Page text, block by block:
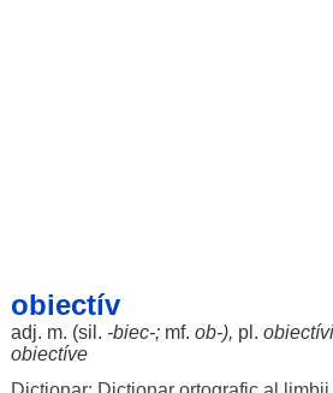
obiectív
adj. m. (sil . -biec-; mf. ob-), pl. obiectívi
obiectíve